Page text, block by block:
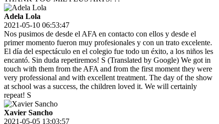
Adela Lola
2021-05-10 06:53:47
Nos pusimos de desde el AFA en contacto con ellos y desde el
primer momento fueron muy profesionales y con un trato excelente.
El día del espectáculo en el colegio fue todo un éxito, a los niños les
encantó. Sin duda repetiremos! S (Translated by Google) We got in
touch with them from the AFA and from the first moment they were
very professional and with excellent treatment. The day of the show
at school was a success, the children loved it. We will certainly
repeat! S
Xavier Sancho
2021-05-05 13:03:57